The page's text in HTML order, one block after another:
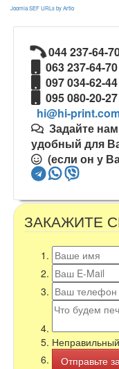
Joomla SEF URLs by Artio
044 237-64-
063 237-64-70
097 034-62-44
095 080-20-27
Задайте
удобный для
(если он у
ЗАКАЖИТЕ